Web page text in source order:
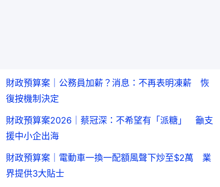
財政預算案｜公務員加薪？消息：不再表明凍薪 恢
復按機制決定
財政預算案2026｜蔡冠深：不希望有「派糖」 籲支
援中小企出海
財政預算案｜電動車一換一配額風聲下炒至$2萬 業
界提供3大貼士